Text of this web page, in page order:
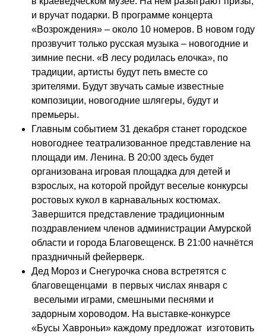
и вручат подарки. В программе концерта
«Возрождения» – около 10 номеров. В новом году
прозвучит только русская музыка – новогодние и
зимние песни. «В лесу родилась елочка», по
традиции, артисты будут петь вместе со
зрителями. Будут звучать самые известные
композиции, новогодние шлягеры, будут и
премьеры.
Главным событием 31 декабря станет городское
новогоднее театрализованное представление на
площади им. Ленина. В 20:00 здесь будет
организована игровая площадка для детей и
взрослых, на которой пройдут веселые конкурсы
ростовых кукол в карнавальных костюмах.
Завершится представление традиционным
поздравлением членов администрации Амурской
области и города Благовещенск. В 21:00 начнётся
праздничный фейерверк.
Дед Мороз и Снегурочка снова встретятся с
благовещенцами в первых числах января с
веселыми играми, смешными песнями и
задорным хороводом. На выставке-конкурсе
«Бусы Хавроньи» каждому предложат изготовить